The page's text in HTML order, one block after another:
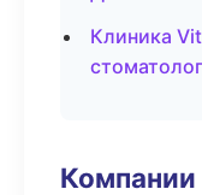
Клиника
Компании